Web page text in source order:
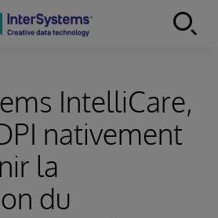
IntelliCare,
nativement
la
du